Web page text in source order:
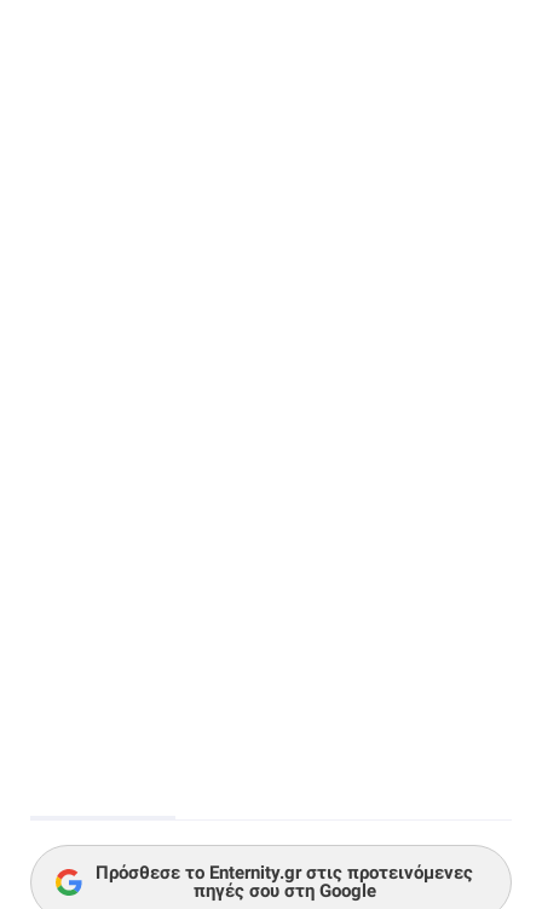
Πρόσθεσε το Enternity.gr στις προτεινόμενες
πηγές σου στη Google